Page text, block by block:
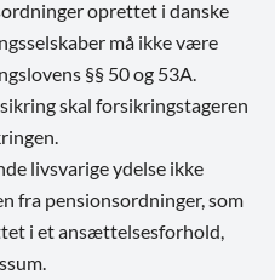
oprettet i danske
må ikke være
§§ 50 og 53A.
skal forsikringstageren
livsvarige ydelse ikke
fra pensionsordninger, som
i et ansættelsesforhold,